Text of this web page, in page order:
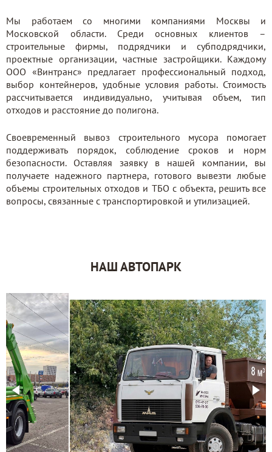
Мы работаем со многими компаниями Москвы и
Московской области. Среди основных клиентов –
строительные фирмы, подрядчики и субподрядчики,
проектные организации, частные застройщики. Каждому
ООО «Винтранс» предлагает профессиональный подход,
выбор контейнеров, удобные условия работы. Стоимость
рассчитывается индивидуально, учитывая объем, тип
отходов и расстояние до полигона.
Своевременный вывоз строительного мусора помогает
поддерживать порядок, соблюдение сроков и норм
безопасности. Оставляя заявку в нашей компании, вы
получаете надежного партнера, готового вывезти любые
объемы строительных отходов и ТБО с объекта, решить все
вопросы, связанные с транспортировкой и утилизацией.
НАШ АВТОПАРК